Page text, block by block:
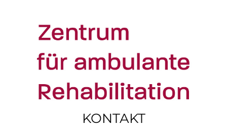
KONTAKT